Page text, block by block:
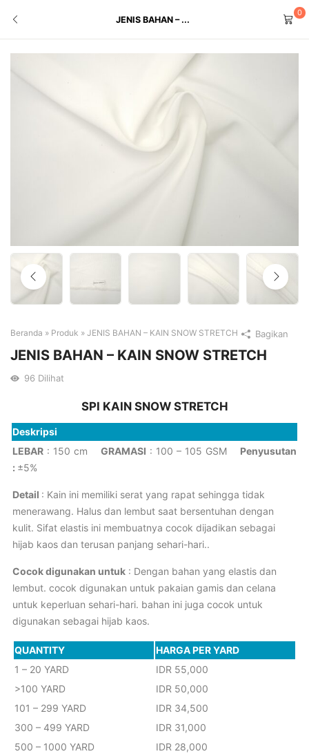
JENIS BAHAN – ...
0
Beranda » Produk » JENIS BAHAN – KAIN SNOW STRETCH
JENIS BAHAN – KAIN SNOW STRETCH
96 Dilihat
SPI KAIN SNOW STRETCH
Deskripsi
LEBAR : 150 cm GRAMASI : 100 – 105 GSM Penyusutan
: ±5%
Detail : Kain ini memiliki serat yang rapat sehingga tidak
menerawang. Halus dan lembut saat bersentuhan dengan
kulit. Sifat elastis ini membuatnya cocok dijadikan sebagai
hijab kaos dan terusan panjang sehari-hari..
Cocok digunakan untuk : Dengan bahan yang elastis dan
lembut. cocok digunakan untuk pakaian gamis dan celana
untuk keperluan sehari-hari. bahan ini juga cocok untuk
digunakan sebagai hijab kaos.
QUANTITY
HARGA PER YARD
1 – 20 YARD
IDR 55,000
>100 YARD
IDR 50,000
101 – 299 YARD
IDR 34,500
300 – 499 YARD
IDR 31,000
500 – 1000 YARD
IDR 28,000
Bagikan